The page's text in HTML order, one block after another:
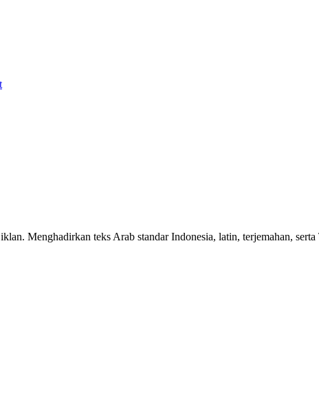
Menghadirkan teks Arab standar Indonesia, latin, terjemahan,